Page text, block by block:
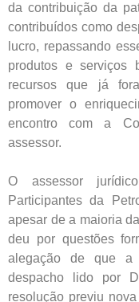
da contribuição da
contribuídos como
lucro, repassando
produtos e serviços
recursos que já
promover o
encontro com a
assessor.
O assessor
Participantes da
apesar de a maioria
deu por questões
alegação de que a
despacho lido por
resolução previu